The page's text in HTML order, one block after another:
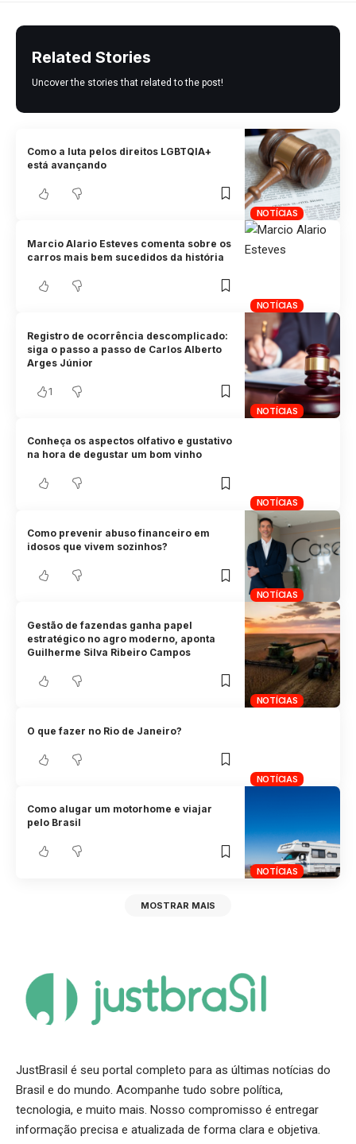
Related Stories
Uncover the stories that related to the post!
NOTÍCIAS
Como a luta pelos direitos LGBTQIA+
está avançando
NOTÍCIAS
Marcio Alario Esteves comenta sobre os
carros mais bem sucedidos da história
NOTÍCIAS
Registro de ocorrência descomplicado:
siga o passo a passo de Carlos Alberto
Arges Júnior
1
NOTÍCIAS
Conheça os aspectos olfativo e gustativo
na hora de degustar um bom vinho
NOTÍCIAS
Como prevenir abuso financeiro em
idosos que vivem sozinhos?
NOTÍCIAS
Gestão de fazendas ganha papel
estratégico no agro moderno, aponta
Guilherme Silva Ribeiro Campos
NOTÍCIAS
O que fazer no Rio de Janeiro?
NOTÍCIAS
Como alugar um motorhome e viajar
pelo Brasil
MOSTRAR MAIS
JustBrasil é seu portal completo para as últimas notícias do
Brasil e do mundo. Acompanhe tudo sobre política,
tecnologia, e muito mais. Nosso compromisso é entregar
informação precisa e atualizada de forma clara e objetiva.